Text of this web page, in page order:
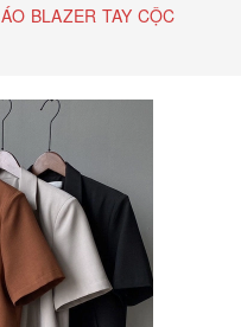
ÁO BLAZER TAY CỘC